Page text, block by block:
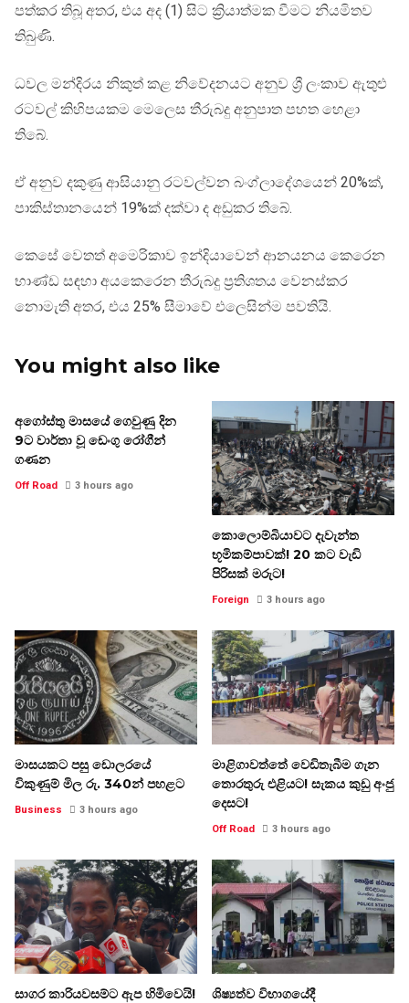
පත්කර තිබූ අතර, එය අද (1) සිට ක්‍රියාත්මක වීමට නියමිතව
තිබුණි.
ධවල මන්දිරය නිකුත් කළ නිවේදනයට අනුව ශ්‍රී ලංකාව ඇතුළු
රටවල් කිහිපයකම මෙලෙස තීරුබදු අනුපාත පහත හෙළා
තිබේ.
ඒ අනුව දකුණු ආසියානු රටවල්වන බංග්ලාදේශයෙන් 20%ක්,
පාකිස්තානයෙන් 19%ක් දක්වා ද අඩුකර තිබේ.
කෙසේ වෙතත් අමෙරිකාව ඉන්දියාවෙන් ආනයනය කෙරෙන
භාණ්ඩ සඳහා අයකෙරෙන තීරුබදු ප්‍රතිශතය වෙනස්කර
නොමැති අතර, එය 25% සීමාවේ එලෙසින්ම පවතියි.
You might also like
අගෝස්තු මාසයේ ගෙවුණු දින
9ට වාර්තා වූ ඩෙංගු රෝගීන්
ගණන
Off Road 3 hours ago
කොලොම්බියාවට දැවැන්ත
භූමිකම්පාවක්! 20 කට වැඩි
පිරිසක් මරුට!
Foreign 3 hours ago
මාසයකට පසු ඩොලරයේ
විකුණුම් මිල රු. 340න් පහළට
Business 3 hours ago
මාළිගාවත්තේ වෙඩිතැබීම ගැන
තොරතුරු එළියට! සැකය කුඩු අංජු
දෙසට!
Off Road 3 hours ago
සාගර කාරියවසම්ට ඇප හිමිවෙයි!
ශිෂ්‍යත්ව විභාගයේදී